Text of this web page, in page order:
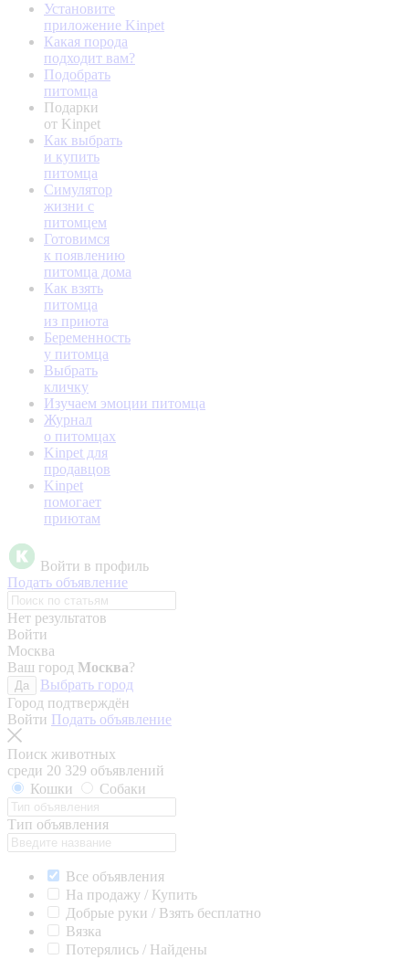
Установите
приложение Kinpet
Какая порода
подходит вам?
Подобрать
питомца
Подарки
от Kinpet
Как выбрать
и купить
питомца
Симулятор
жизни с
питомцем
Готовимся
к появлению
питомца дома
Как взять
питомца
из приюта
Беременность
у питомца
Выбрать
кличку
Изучаем эмоции питомца
Журнал
о питомцах
Kinpet для
продавцов
Kinpet
помогает
приютам
Войти в профиль
Подать объявление
Нет результатов
Войти
Москва
Ваш город Москва?
Да
Выбрать город
Город подтверждён
Войти Подать объявление
Поиск животных
среди 20 329 объявлений
Кошки
Собаки
Тип объявления
Все объявления
На продажу / Купить
Добрые руки / Взять бесплатно
Вязка
Потерялись / Найдены